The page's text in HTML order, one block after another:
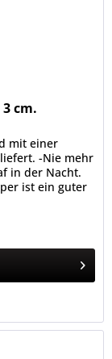
cm.
mit einer
-Nie mehr
in der Nacht.
ist ein guter